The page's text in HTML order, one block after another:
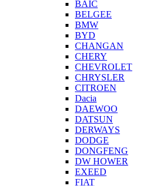
BAIC
BELGEE
BMW
BYD
CHANGAN
CHERY
CHEVROLET
CHRYSLER
CITROEN
Dacia
DAEWOO
DATSUN
DERWAYS
DODGE
DONGFENG
DW HOWER
EXEED
FIAT